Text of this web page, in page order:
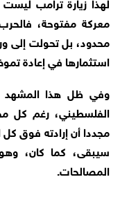
معركة مفتوحة،
محدود، بل تحولت إلى
استثمارها في إعادة
وفي ظل هذا المشهد
الفلسطيني، رغم كل
مجددا أن إرادته فوق
سيبقى، كما كان،
المصالحات.